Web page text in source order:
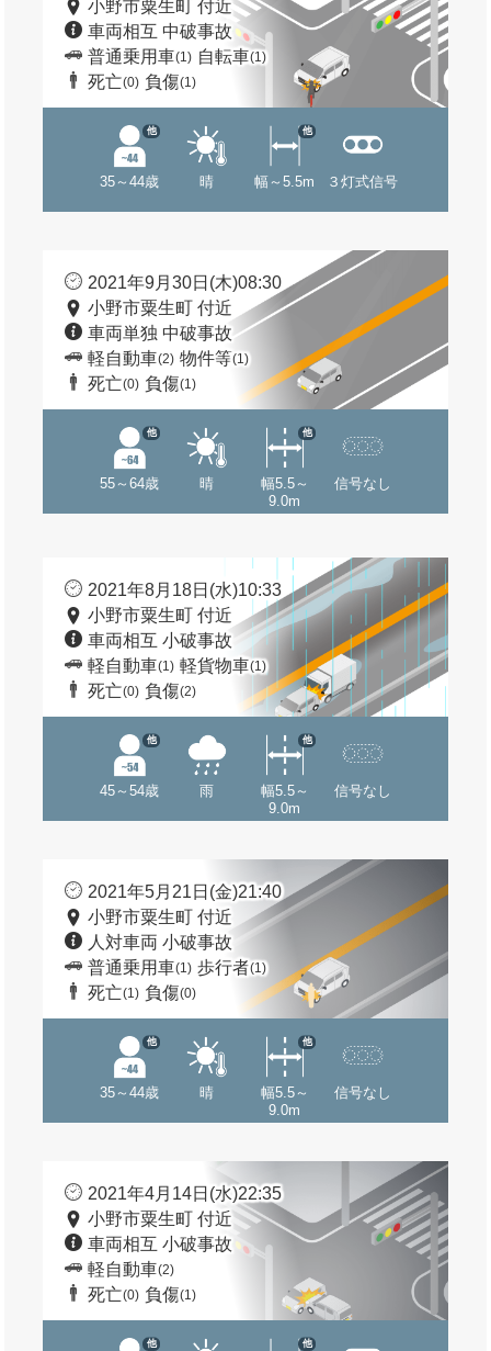
小野市粟生町 付近
車両相互 中破事故
普通乗用車(1) 自転車(1)
死亡(0) 負傷(1)
35～44歳
他
晴 幅～5.5m
他
３灯式信号
2021年9月30日(木)08:30
小野市粟生町 付近
車両単独 中破事故
軽自動車(2) 物件等(1)
死亡(0) 負傷(1)
55～64歳
他
晴
幅5.5～
9.0m
他
信号なし
2021年8月18日(水)10:33
小野市粟生町 付近
車両相互 小破事故
軽自動車(1) 軽貨物車(1)
死亡(0) 負傷(2)
45～54歳
他
雨
幅5.5～
9.0m
他
信号なし
2021年5月21日(金)21:40
小野市粟生町 付近
人対車両 小破事故
普通乗用車(1) 歩行者(1)
死亡(1) 負傷(0)
35～44歳
他
晴
幅5.5～
9.0m
他
信号なし
2021年4月14日(水)22:35
小野市粟生町 付近
車両相互 小破事故
軽自動車(2)
死亡(0) 負傷(1)
他 他